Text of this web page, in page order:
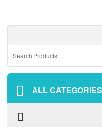
ALL CATEGORIES